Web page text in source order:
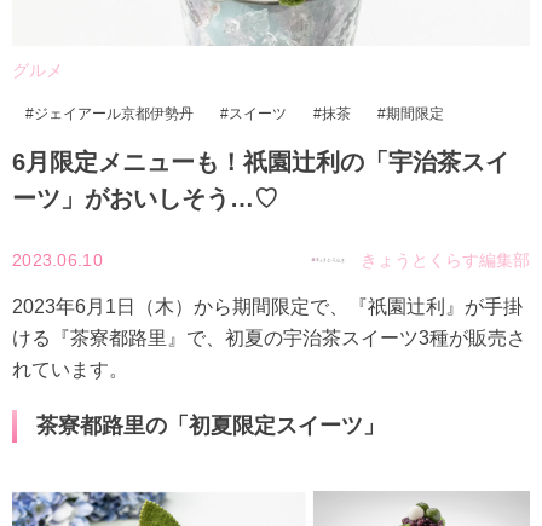
グルメ
ジェイアール京都伊勢丹 スイーツ 抹茶 期間限定
6月限定メニューも！祇園辻利の「宇治茶スイ
ーツ」がおいしそう…♡
2023.06.10 きょうとくらす編集部
2023年6月1日（木）から期間限定で、『祇園辻利』が手掛
ける『茶寮都路里』で、初夏の宇治茶スイーツ3種が販売さ
れています。
茶寮都路里の「初夏限定スイーツ」